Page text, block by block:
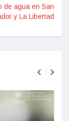
de agua en San
y La Libertad